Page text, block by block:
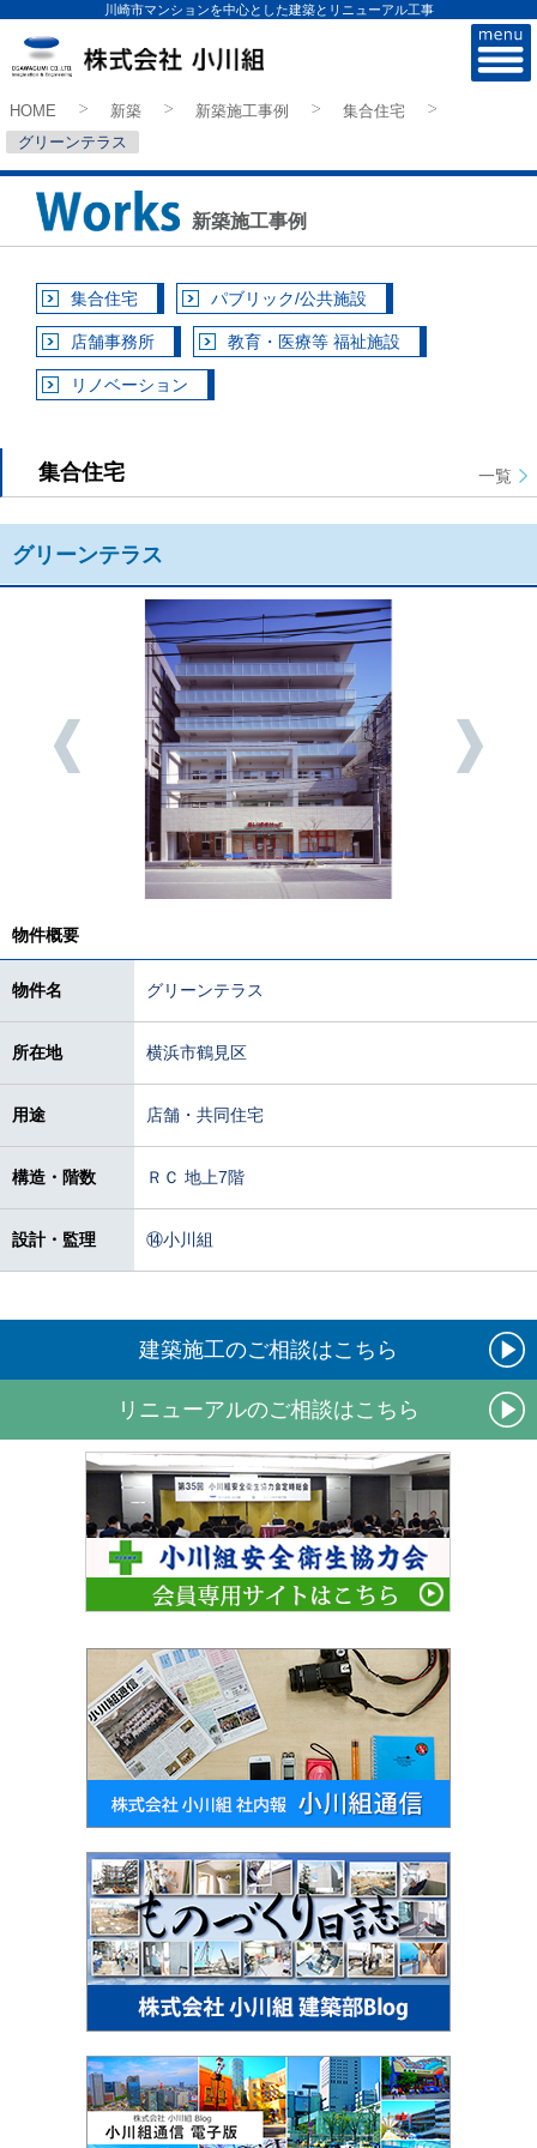
川崎市マンションを中心とした建築とリニューアル工事
HOME >新築 >新築施工事例 >
集合住宅
グリーンテラス
新築施工事例
集合住宅 パブリック/公共施設
店舗事務所 教育・医療等 福祉施設
リノベーション
集合住宅 一覧
グリーンテラス
物件概要
物件名 グリーンテラス
所在地 横浜市鶴見区
用途 店舗・共同住宅
構造・階数 ＲＣ 地上7階
設計・監理 ⑭小川組
建築施工のご相談はこちら
リニューアルのご相談はこちら